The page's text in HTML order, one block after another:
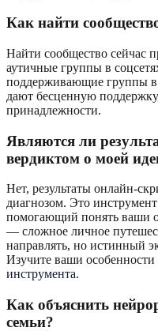
Как найти
Найти сообщество сейчас
аутичные группы в
поддерживающие группы в
дают бесценную
принадлежности.
Являются ли
вердиктом о моей
Нет, результаты онлайн-
диагнозом. Это
помогающий понять ваши
— сложное личное
направлять, но истинный
Изучите ваши
инструмента.
Как объяснить
семьи?